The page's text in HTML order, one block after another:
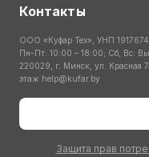
Контакты
ООО «Куфар Тех», УНП
Пн-Пт: 10:00 – 18:00; Сб, Вс:
220029, г. Минск, ул. Красная
этаж help@kufar.by
Защита прав